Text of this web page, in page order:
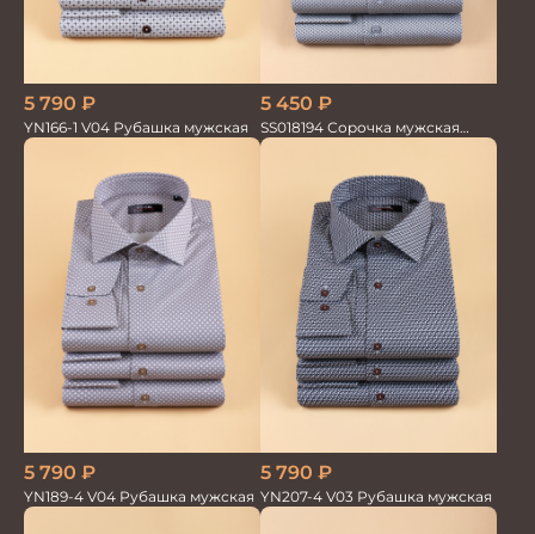
5 790 ₽
YN166-1 V04 Рубашка мужская
5 450 ₽
SS018194 Сорочка мужская
GROSTYLE PRIME
5 790 ₽
YN189-4 V04 Рубашка мужская
5 790 ₽
YN207-4 V03 Рубашка мужская